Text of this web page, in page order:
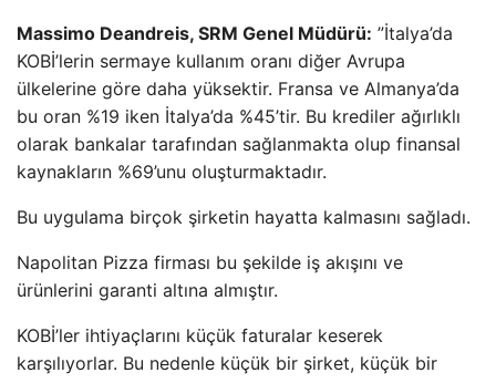
Massimo Deandreis, SRM Genel Müdürü: ”İtalya’da
KOBİ’lerin sermaye kullanım oranı diğer Avrupa
ülkelerine göre daha yüksektir. Fransa ve Almanya’da
bu oran %19 iken İtalya’da %45’tir. Bu krediler ağırlıklı
olarak bankalar tarafından sağlanmakta olup finansal
kaynakların %69’unu oluşturmaktadır.
Bu uygulama birçok şirketin hayatta kalmasını sağladı.
Napolitan Pizza firması bu şekilde iş akışını ve
ürünlerini garanti altına almıştır.
KOBİ’ler ihtiyaçlarını küçük faturalar keserek
karşılıyorlar. Bu nedenle küçük bir şirket, küçük bir